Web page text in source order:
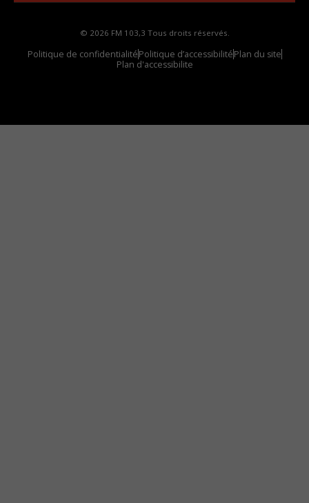
© 2026 FM 103,3 Tous droits réservés.
Politique de confidentialitéPolitique d’accessibilitéPlan du site
Plan d'accessibilite